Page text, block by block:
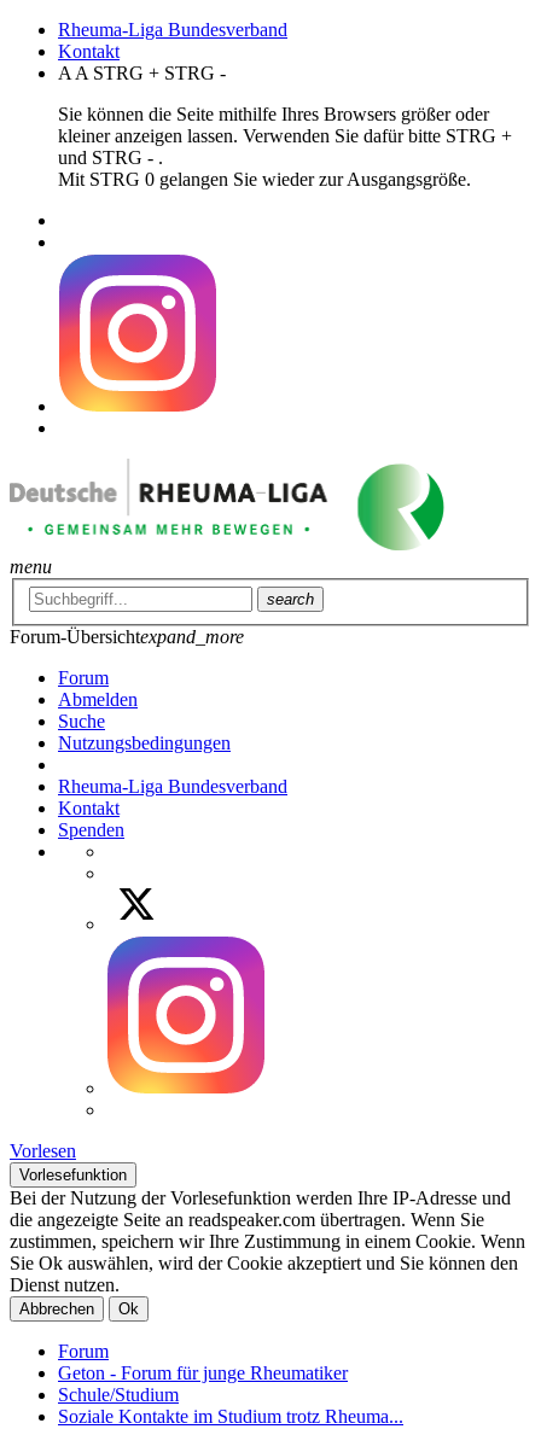
Rheuma-Liga Bundesverband
Kontakt
A A STRG + STRG -
Sie können die Seite mithilfe Ihres Browsers größer oder
kleiner anzeigen lassen. Verwenden Sie dafür bitte STRG +
und STRG - .
Mit STRG 0 gelangen Sie wieder zur Ausgangsgröße.
menu
search
Forum-Übersichtexpand_more
Forum
Abmelden
Suche
Nutzungsbedingungen
Rheuma-Liga Bundesverband
Kontakt
Spenden
Vorlesen
Vorlesefunktion
Bei der Nutzung der Vorlesefunktion werden Ihre IP-Adresse und
die angezeigte Seite an readspeaker.com übertragen. Wenn Sie
zustimmen, speichern wir Ihre Zustimmung in einem Cookie. Wenn
Sie Ok auswählen, wird der Cookie akzeptiert und Sie können den
Dienst nutzen.
Abbrechen Ok
Forum
Geton - Forum für junge Rheumatiker
Schule/Studium
Soziale Kontakte im Studium trotz Rheuma...